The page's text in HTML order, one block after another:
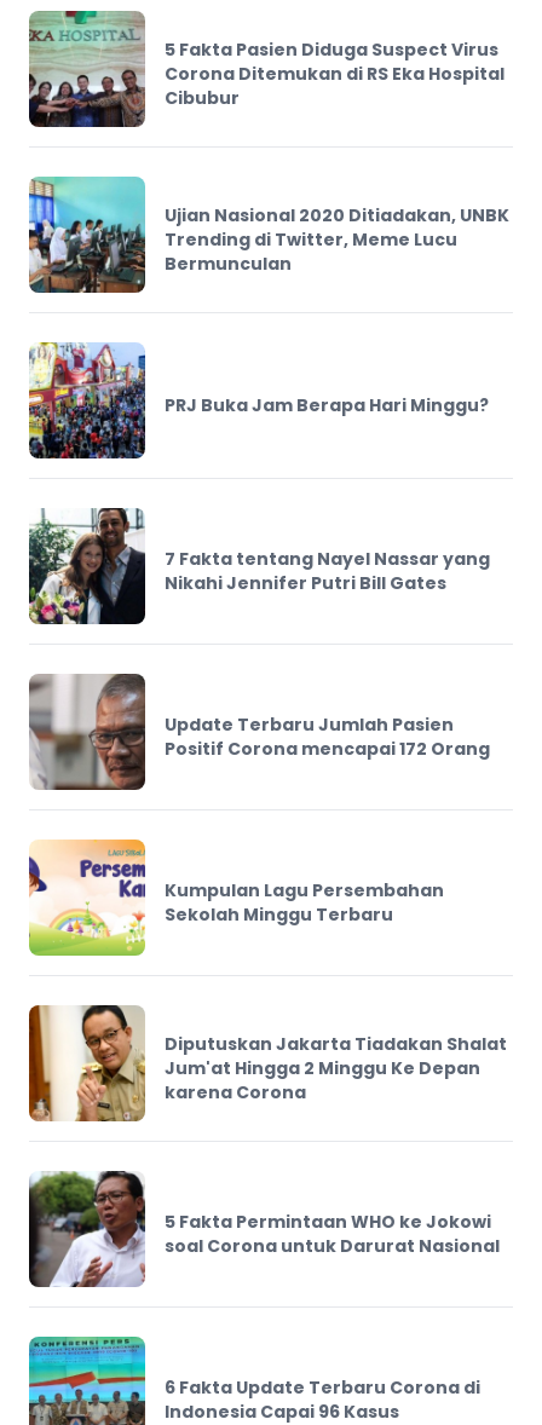
5 Fakta Pasien Diduga Suspect Virus
Corona Ditemukan di RS Eka Hospital
Cibubur
Ujian Nasional 2020 Ditiadakan, UNBK
Trending di Twitter, Meme Lucu
Bermunculan
PRJ Buka Jam Berapa Hari Minggu?
7 Fakta tentang Nayel Nassar yang
Nikahi Jennifer Putri Bill Gates
Update Terbaru Jumlah Pasien
Positif Corona mencapai 172 Orang
Kumpulan Lagu Persembahan
Sekolah Minggu Terbaru
Diputuskan Jakarta Tiadakan Shalat
Jum'at Hingga 2 Minggu Ke Depan
karena Corona
5 Fakta Permintaan WHO ke Jokowi
soal Corona untuk Darurat Nasional
6 Fakta Update Terbaru Corona di
Indonesia Capai 96 Kasus